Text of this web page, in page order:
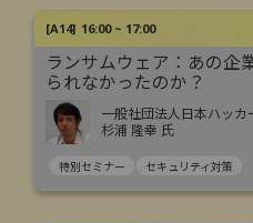
[A14] 16:00 ~ 17:00
ランサムウェア：あの企
られなかったのか？
一般社団法人日本ハッカ
杉浦 隆幸 氏
特別セミナー セキュリティ対策